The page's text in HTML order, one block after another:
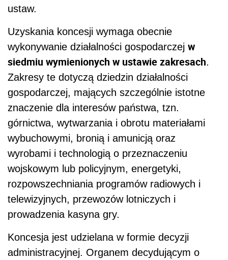
ustaw.
Uzyskania koncesji wymaga obecnie
wykonywanie działalności gospodarczej w
siedmiu wymienionych w ustawie zakresach.
Zakresy te dotyczą dziedzin działalności
gospodarczej, mających szczególnie istotne
znaczenie dla interesów państwa, tzn.
górnictwa, wytwarzania i obrotu materiałami
wybuchowymi, bronią i amunicją oraz
wyrobami i technologią o przeznaczeniu
wojskowym lub policyjnym, energetyki,
rozpowszechniania programów radiowych i
telewizyjnych, przewozów lotniczych i
prowadzenia kasyna gry.
Koncesja jest udzielana w formie decyzji
administracyjnej. Organem decydującym o